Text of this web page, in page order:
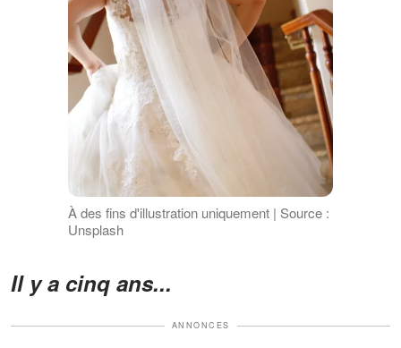
À des fins d'illustration uniquement | Source :
Unsplash
Il y a cinq ans...
ANNONCES